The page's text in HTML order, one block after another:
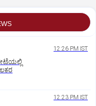
12:26 PM IST
12:23 PM IST